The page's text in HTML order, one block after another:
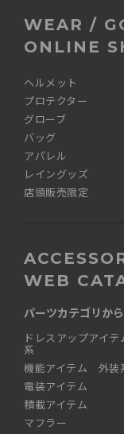
WEAR /
ONLINE
ヘルメット
プロテクター
グローブ
バッグ
アパレル
レイングッズ
店頭販売限定
WEB
パーツカテゴリか
ドレスアップアイ
系
機能アイテム 外装
電装アイテム
積載アイテム
マフラー